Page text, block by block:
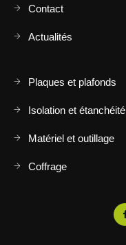
Contact
Actualités
Plaques et plafonds
Isolation et étanchéité
Matériel et outillage
Coffrage